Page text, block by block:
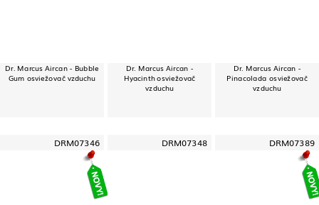
Dr. Marcus Aircan - Bubble
Gum osviežovač vzduchu
Dr. Marcus Aircan -
Hyacinth osviežovač
vzduchu
Dr. Marcus Aircan -
Pinacolada osviežovač
vzduchu
DRM07346 DRM07348 DRM07389